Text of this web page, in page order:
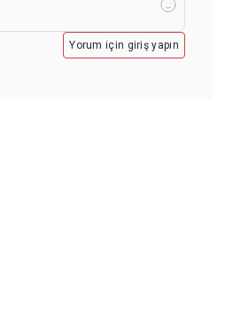
Yorum için giriş yapın